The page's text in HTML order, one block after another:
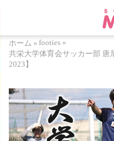
ホーム » footies »
共栄大学体育会サッカー部 唐
2023】